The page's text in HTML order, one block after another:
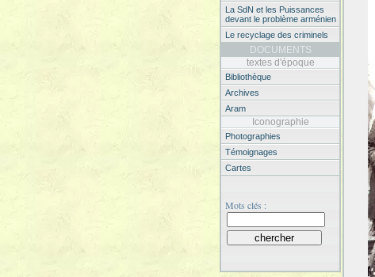
La SdN et les Puissances
devant le problème arménien
Le recyclage des criminels
DOCUMENTS
textes d'époque
Bibliothèque
Archives
Aram
Iconographie
Photographies
Témoignages
Cartes
Mots clés :